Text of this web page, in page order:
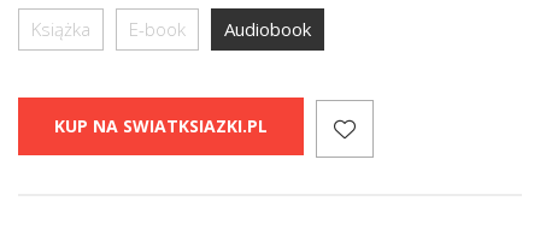
Książka E-book Audiobook
KUP NA SWIATKSIAZKI.PL